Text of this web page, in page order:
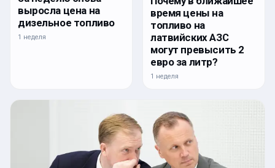
выросла цена на
дизельное топливо
1 неделя
время цены на
топливо на
латвийских АЗС
могут превысить 2
евро за литр?
1 неделя